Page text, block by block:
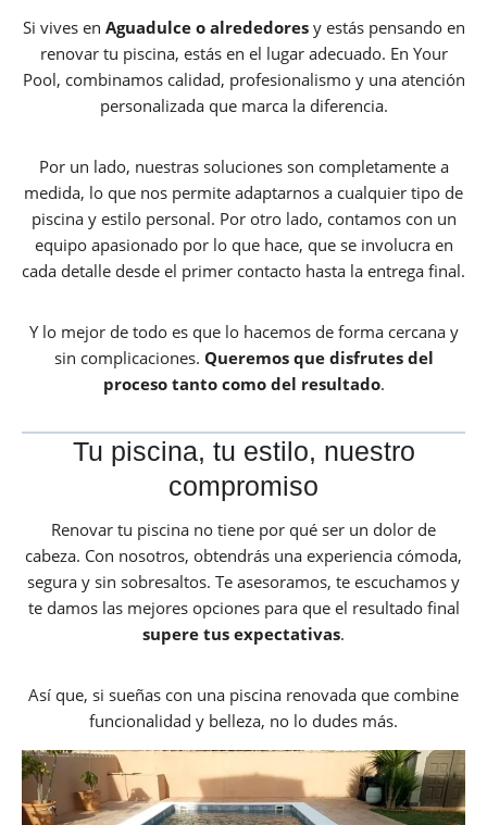
Si vives en Aguadulce o alrededoresy estás pensando en
renovar tu piscina, estás en el lugar adecuado. En Your
Pool, combinamos calidad, profesionalismo y una atención
personalizada que marca la diferencia.
Por un lado, nuestras soluciones son completamente a
medida, lo que nos permite adaptarnos a cualquier tipo de
piscina y estilo personal. Por otro lado, contamos con un
equipo apasionado por lo que hace, que se involucra en
cada detalle desde el primer contacto hasta la entrega final.
Y lo mejor de todo es que lo hacemos de forma cercana y
sin complicaciones. Queremos que disfrutes del
proceso tanto como del resultado.
Tu piscina, tu estilo, nuestro
compromiso
Renovar tu piscina no tiene por qué ser un dolor de
cabeza. Con nosotros, obtendrás una experiencia cómoda,
segura y sin sobresaltos. Te asesoramos, te escuchamos y
te damos las mejores opciones para que el resultado final
supere tus expectativas.
Así que, si sueñas con una piscina renovada que combine
funcionalidad y belleza, no lo dudes más.